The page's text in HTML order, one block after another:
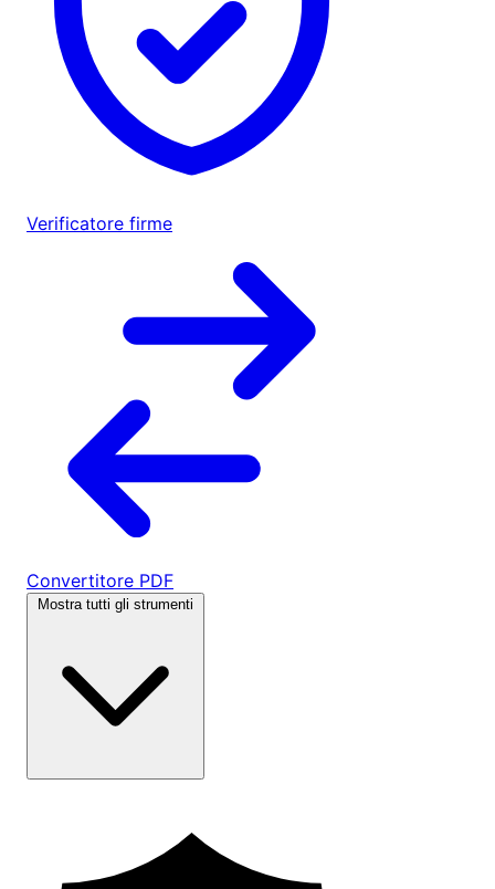
Verificatore firme
Convertitore PDF
Mostra tutti gli strumenti